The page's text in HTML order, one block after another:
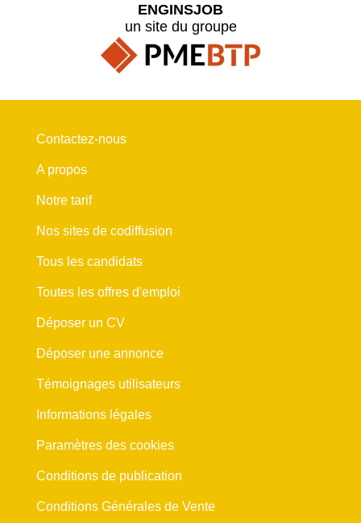
ENGINSJOB
un site du groupe
Contactez-nous
A propos
Notre tarif
Nos sites de codiffusion
Tous les candidats
Toutes les offres d'emploi
Déposer un CV
Déposer une annonce
Témoignages utilisateurs
Informations légales
Paramètres des cookies
Conditions de publication
Conditions Générales de Vente